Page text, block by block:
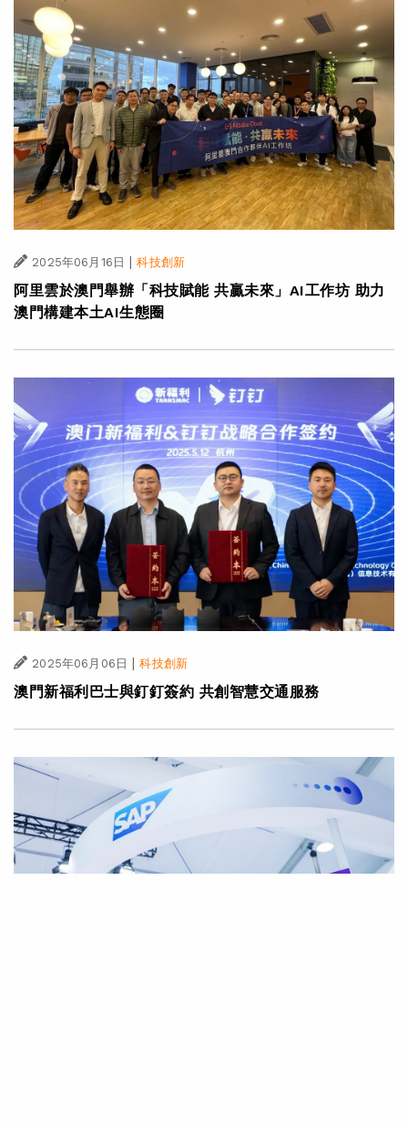
2025年06月16日 | 科技創新
阿里雲於澳門舉辦「科技賦能 共贏未來」AI工作坊 助力
澳門構建本土AI生態圈
2025年06月06日 | 科技創新
澳門新福利巴士與釘釘簽約 共創智慧交通服務